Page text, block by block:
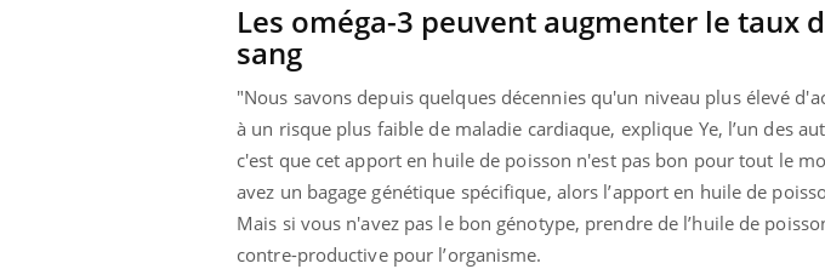
Les oméga-3 peuvent augmenter le taux
sang
"Nous savons depuis quelques décennies qu'un niveau plus élevé
à un risque plus faible de maladie cardiaque, explique Ye, l’un des
c'est que cet apport en huile de poisson n'est pas bon pour tout le
avez un bagage génétique spécifique, alors l’apport en huile de
Mais si vous n'avez pas le bon génotype, prendre de l’huile de
contre-productive pour l’organisme.